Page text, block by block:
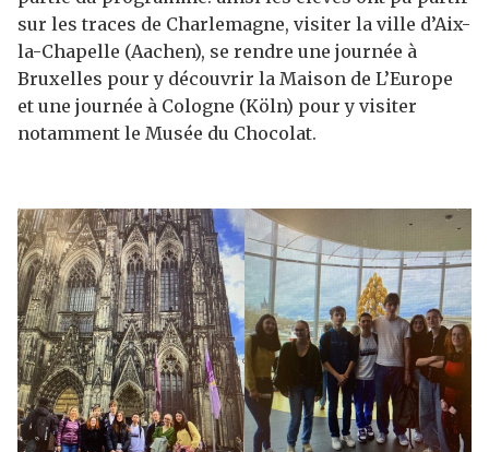
sur les traces de Charlemagne, visiter la ville d’Aix-
la-Chapelle (Aachen), se rendre une journée à
Bruxelles pour y découvrir la Maison de L’Europe
et une journée à Cologne (Köln) pour y visiter
notamment le Musée du Chocolat.